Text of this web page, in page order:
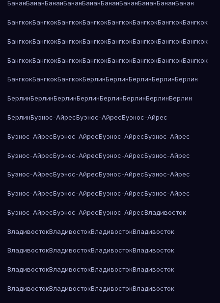
БананБананБананБананБананБананБананБананБананБанан
БангкокБангкокБангкокБангкокБангкокБангкокБангкокБангкок
БангкокБангкокБангкокБангкокБангкокБангкокБангкокБангкок
БангкокБангкокБангкокБангкокБангкокБангкокБангкокБангкок
БангкокБангкокБангкокБерлинБерлинБерлинБерлинБерлин
БерлинБерлинБерлинБерлинБерлинБерлинБерлинБерлин
БерлинБуэнос-АйресБуэнос-АйресБуэнос-Айрес
Буэнос-АйресБуэнос-АйресБуэнос-АйресБуэнос-Айрес
Буэнос-АйресБуэнос-АйресБуэнос-АйресБуэнос-Айрес
Буэнос-АйресБуэнос-АйресБуэнос-АйресБуэнос-Айрес
Буэнос-АйресБуэнос-АйресБуэнос-АйресБуэнос-Айрес
Буэнос-АйресБуэнос-АйресБуэнос-АйресВладивосток
ВладивостокВладивостокВладивостокВладивосток
ВладивостокВладивостокВладивостокВладивосток
ВладивостокВладивостокВладивостокВладивосток
ВладивостокВладивостокВладивостокВладивосток